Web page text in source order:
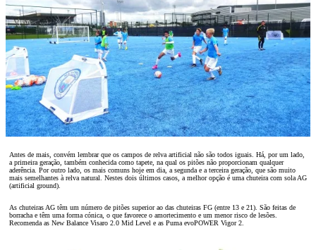
Antes de mais, convém lembrar que os campos de relva artificial não são todos iguais. Há, por um lado,
a primeira geração, também conhecida como tapete, na qual os pitões não proporcionam qualquer
aderência. Por outro lado, os mais comuns hoje em dia, a segunda e a terceira geração, que são muito
mais semelhantes à relva natural. Nestes dois últimos casos, a melhor opção é uma chuteira com sola AG
(artificial ground).
As chuteiras AG têm um número de pitões superior ao das chuteiras FG (entre 13 e 21). São feitas de
borracha e têm uma forma cónica, o que favorece o amortecimento e um menor risco de lesões.
Recomenda as New Balance Visaro 2.0 Mid Level e as Puma evoPOWER Vigor 2.